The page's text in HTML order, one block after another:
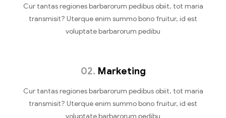
Cur tantas regiones barbarorum pedibus obiit, tot maria
transmisit? Uterque enim summo bono fruitur, id est
voluptate barbarorum pedibu
02. Marketing
Cur tantas regiones barbarorum pedibus obiit, tot maria
transmisit? Uterque enim summo bono fruitur, id est